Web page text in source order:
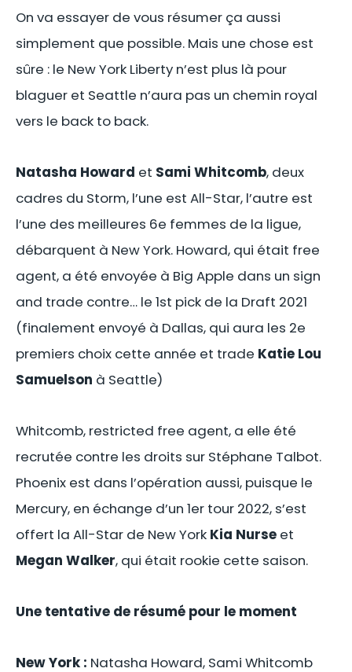
On va essayer de vous résumer ça aussi
simplement que possible. Mais une chose est
sûre : le New York Liberty n’est plus là pour
blaguer et Seattle n’aura pas un chemin royal
vers le back to back.
Natasha Howard et Sami Whitcomb, deux
cadres du Storm, l’une est All-Star, l’autre est
l’une des meilleures 6e femmes de la ligue,
débarquent à New York. Howard, qui était free
agent, a été envoyée à Big Apple dans un sign
and trade contre… le 1st pick de la Draft 2021
(finalement envoyé à Dallas, qui aura les 2e
premiers choix cette année et trade Katie Lou
Samuelson à Seattle)
Whitcomb, restricted free agent, a elle été
recrutée contre les droits sur Stéphane Talbot.
Phoenix est dans l’opération aussi, puisque le
Mercury, en échange d’un 1er tour 2022, s’est
offert la All-Star de New York Kia Nurse et
Megan Walker, qui était rookie cette saison.
Une tentative de résumé pour le moment
New York : Natasha Howard, Sami Whitcomb